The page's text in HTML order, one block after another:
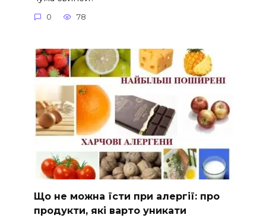
0 78
Що не можна їсти при алергії: про
продукти, які варто уникати